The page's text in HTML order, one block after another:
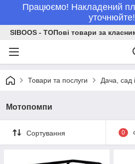
Працюємо! Накладений
уточнюйте!
SIBOOS - ТОПові товари за
Товари та послуги Дача, сад
Мотопомпи
Сортування 0